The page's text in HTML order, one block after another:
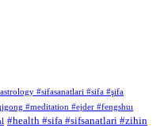
#sifasanatlari #sifa #şifa
#meditation #ejder #fengshuı
#health #sifa #sifsanatlari #zihin